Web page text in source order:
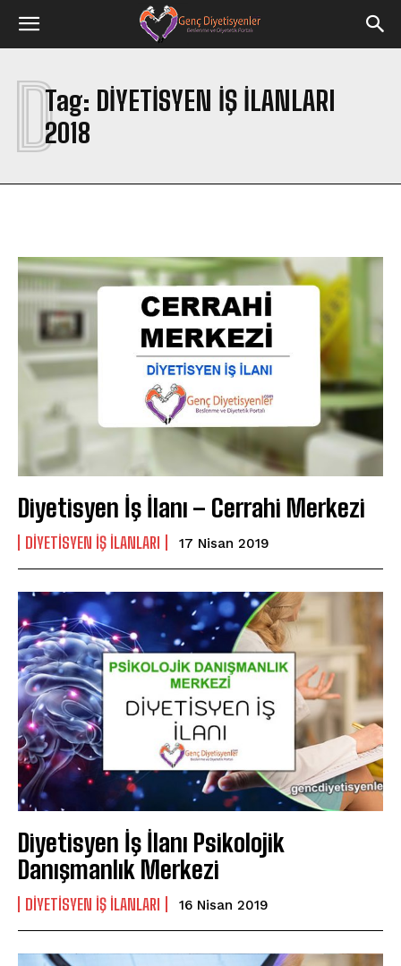
Tag: DIYETISYEN IŞ ILANLARI
2018
D
Diyetisyen İş İlanı – Cerrahi Merkezi
DIYETISYEN IŞ ILANLARI 17 Nisan 2019
Diyetisyen İş İlanı Psikolojik
Danışmanlık Merkezi
DIYETISYEN IŞ ILANLARI 16 Nisan 2019